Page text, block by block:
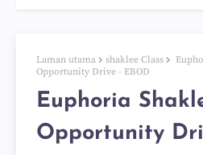
Laman utama shaklee Class
Opportunity Drive - EBOD
Euphoria
Opportunity